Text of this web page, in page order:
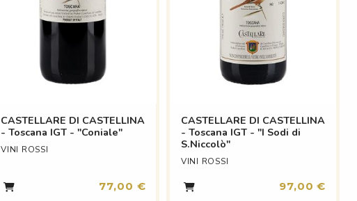
CASTELLARE DI CASTELLINA
- Toscana IGT - "Coniale"
VINI ROSSI
77,00 €
CASTELLARE DI CASTELLINA
- Toscana IGT - "I Sodi di
S.Niccolò"
VINI ROSSI
97,00 €